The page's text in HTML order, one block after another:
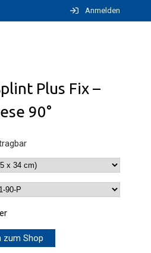
Anmelden
Plus Fix –
90°
zum Shop